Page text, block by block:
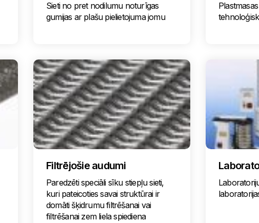
Sieti no pret nodilumu noturīgas
gumijas ar plašu pielietojuma jomu
Filtrējošie audumi
Paredzēti speciāli sīku stiepļu sieti,
kuri pateicoties savai struktūrai ir
domāti šķidrumu filtrēšanai vai
filtrēšanai zem liela spiediena